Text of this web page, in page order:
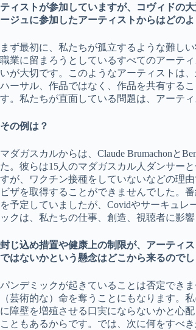
ティストが参加していますが、コヴィドの
ージュに参加したアーティストからはどの
まず最初に、私たちが孤立するような難し
職業に留まろうとしているすべてのアーテ
いが大切です。このようなアーティストは
ハーサル、作品ではなく、作品を共有する
す。私たちが直面している問題は、アーティ
その例は？
マダガスカルからは、Claude Brumachonと
た。彼らは15人のマダガスカル人ダンサー
すが、ワクチン接種をしていないなどの理
ビザを取得することができませんでした。
を予定していましたが、Covidやサーキュレ
ックは、私たちの仕事、創造、視聴者に影響
封じ込め措置や健康上の制限が、アーティ
ではないかという懸念はどこから来るのでし
パンデミックが起きていることは否定でき
（芸術的な）命を奪うことにもなります。
に障壁を増殖させる口実にならないかと心
こともあるからです。では、次に何をすべ